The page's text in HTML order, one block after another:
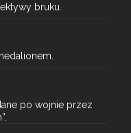
bruku.
po wojnie przez